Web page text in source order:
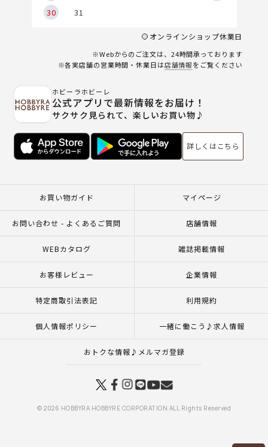
30
31
オンラインショップ休業日
※Webからのご注文は、24時間承っております
※各実店舗の営業時間・休業日は店舗情報をご覧ください
ホビーラホビーレ
公式アプリで最新情報をお届け！
サクサク見られて、楽しいお買い物♪
詳しくはこちら
お買い物ガイド マイページ
お問い合わせ - よくあるご質問 店舗情報
WEBカタログ 雑誌掲載情報
お客様レビュー 企業情報
特定商取引法表記 利用規約
個人情報ポリシー 一緒に働こう♪求人情報
おトクな情報♪メルマガ登録
© 2026 HOBBYRA HOBBYRE CORPORATION ALL Rights Reserved